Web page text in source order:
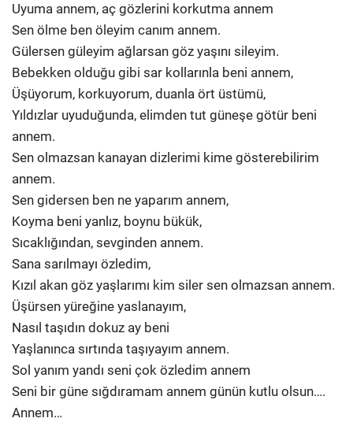
Uyuma annem, aç gözlerini korkutma annem
Sen ölme ben öleyim canım annem.
Gülersen güleyim ağlarsan göz yaşını sileyim.
Bebekken olduğu gibi sar kollarınla beni annem,
Üşüyorum, korkuyorum, duanla ört üstümü,
Yıldızlar uyuduğunda, elimden tut güneşe götür beni
annem.
Sen olmazsan kanayan dizlerimi kime gösterebilirim
annem.
Sen gidersen ben ne yaparım annem,
Koyma beni yanlız, boynu bükük,
Sıcaklığından, sevginden annem.
Sana sarılmayı özledim,
Kızıl akan göz yaşlarımı kim siler sen olmazsan annem.
Üşürsen yüreğine yaslanayım,
Nasıl taşıdın dokuz ay beni
Yaşlanınca sırtında taşıyayım annem.
Sol yanım yandı seni çok özledim annem
Seni bir güne sığdıramam annem günün kutlu olsun….
Annem…